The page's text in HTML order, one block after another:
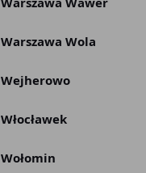
Warszawa Wola
Wejherowo
Włocławek
Wołomin